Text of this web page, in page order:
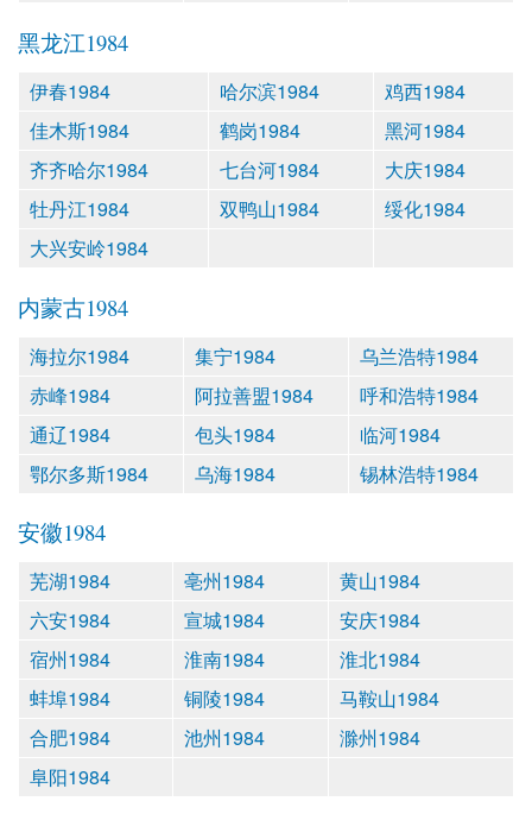
黑龙江1984
伊春1984 哈尔滨1984
鸡西1984
佳木斯1984
鹤岗1984
黑河1984
齐齐哈尔1984
七台河1984
大庆1984
牡丹江1984
双鸭山1984
绥化1984
大兴安岭1984
内蒙古1984
海拉尔1984 集宁1984
乌兰浩特1984
赤峰1984
阿拉善盟1984
呼和浩特1984
通辽1984
包头1984
临河1984
鄂尔多斯1984
乌海1984 锡林浩特1984
安徽1984
芜湖1984 亳州1984
黄山1984
六安1984
宣城1984
安庆1984
宿州1984
淮南1984
淮北1984
蚌埠1984
铜陵1984
马鞍山1984
合肥1984
池州1984
滁州1984
阜阳1984